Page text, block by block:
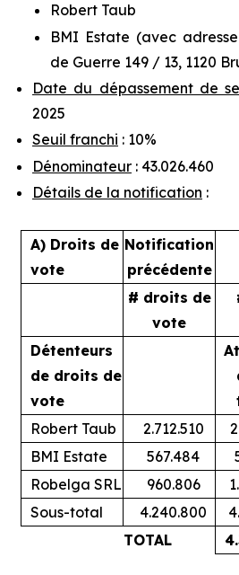
Robert Taub
BMI Estate (avec
de Guerre 149 / 13, 1120
Date du dépassement de
2025
Seuil franchi : 10%
Dénominateur : 43.026.460
Détails de la notification :
A) Droits de
vote
Notification
précédente
# droits de
vote
Détenteurs
de droits de
vote
Robert Taub 2.712.510
BMI Estate
567.484
Robelga SRL
960.806
Sous-total
4.240.800
TOTAL